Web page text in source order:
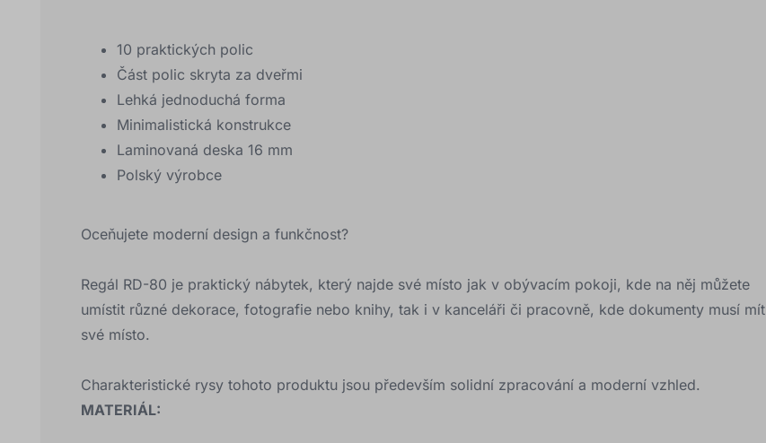
10 praktických polic
Část polic skryta za dveřmi
Lehká jednoduchá forma
Minimalistická konstrukce
Laminovaná deska 16 mm
Polský výrobce
Oceňujete moderní design a funkčnost?
Regál RD-80 je praktický nábytek, který najde své místo jak v obývacím pokoji, kde na něj můžete
umístit různé dekorace, fotografie nebo knihy, tak i v kanceláři či pracovně, kde dokumenty musí mít
své místo.
Charakteristické rysy tohoto produktu jsou především solidní zpracování a moderní vzhled.
MATERIÁL: